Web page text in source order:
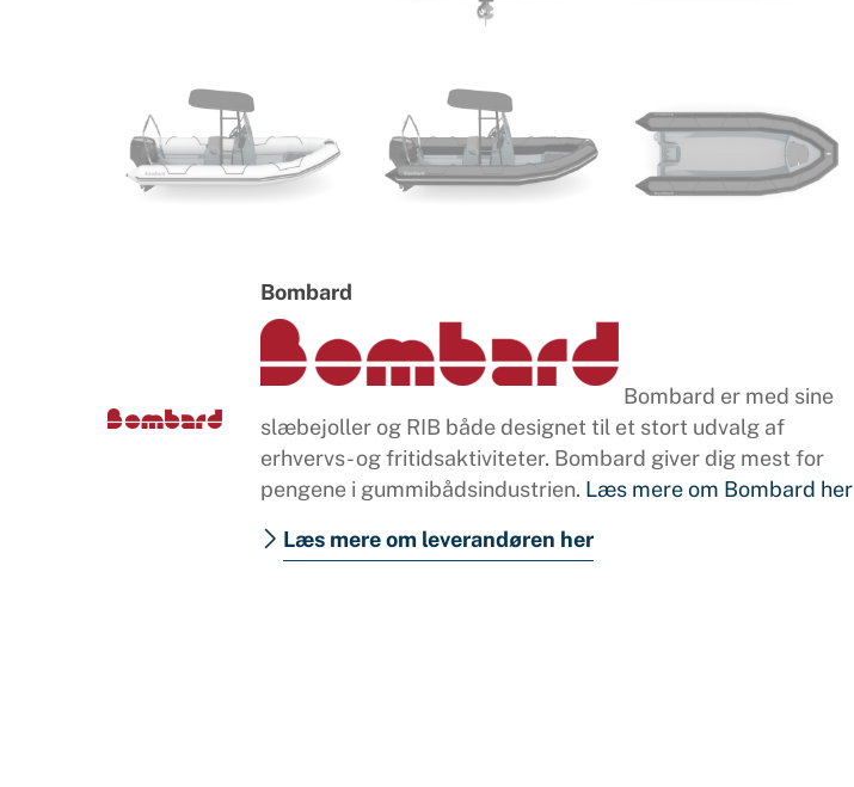
Bombard
Bombard er med sine
slæbejoller og RIB både designet til et stort udvalg af
erhvervs- og fritidsaktiviteter. Bombard giver dig mest for
pengene i gummibådsindustrien. Læs mere om Bombard her
Læs mere om leverandøren her